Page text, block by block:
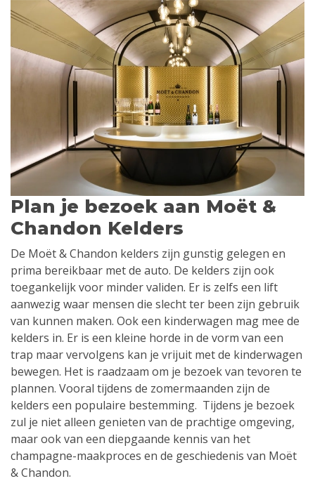
Plan je bezoek aan Moët &
Chandon Kelders
De Moët & Chandon kelders zijn gunstig gelegen en
prima bereikbaar met de auto. De kelders zijn ook
toegankelijk voor minder validen. Er is zelfs een lift
aanwezig waar mensen die slecht ter been zijn gebruik
van kunnen maken. Ook een kinderwagen mag mee de
kelders in. Er is een kleine horde in de vorm van een
trap maar vervolgens kan je vrijuit met de kinderwagen
bewegen. Het is raadzaam om je bezoek van tevoren te
plannen. Vooral tijdens de zomermaanden zijn de
kelders een populaire bestemming. Tijdens je bezoek
zul je niet alleen genieten van de prachtige omgeving,
maar ook van een diepgaande kennis van het
champagne-maakproces en de geschiedenis van Moët
& Chandon.